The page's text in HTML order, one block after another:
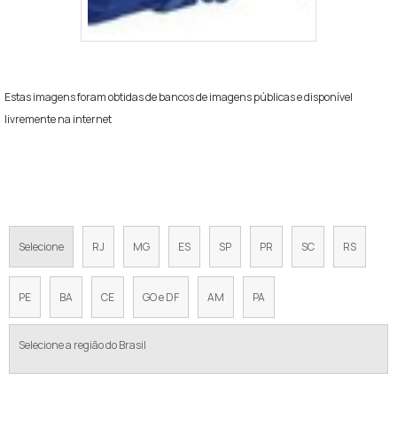
Estas imagens foram obtidas de bancos de imagens públicas e disponível
livremente na internet
Selecione RJ MG ES SP PR SC RS
PE BA CE GO e DF AM PA
Selecione a região do Brasil